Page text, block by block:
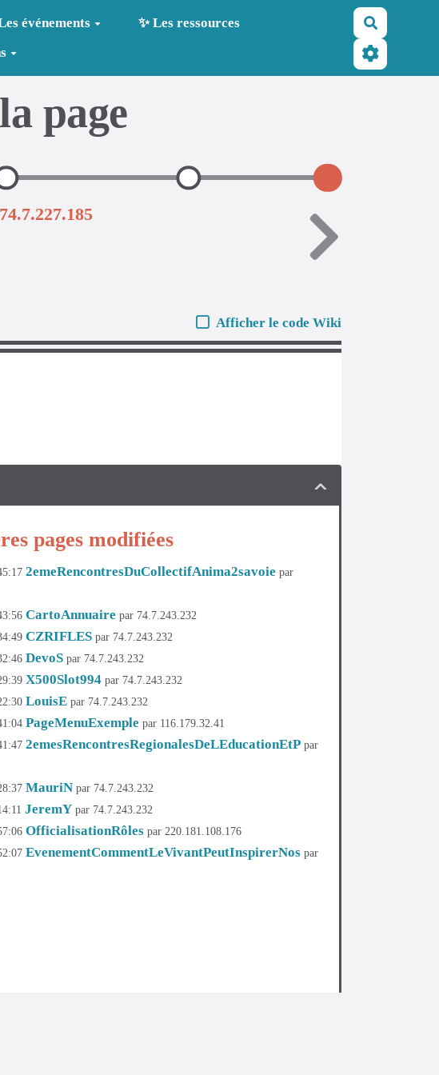
événements
✨ Les ressources
page
Afficher le code Wiki